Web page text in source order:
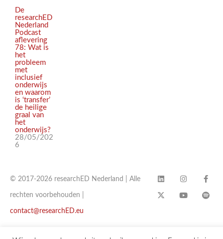
De
researchED
Nederland
Podcast
aflevering
78: Wat is
het
probleem
met
inclusief
onderwijs
en waarom
is ‘transfer’
de heilige
graal van
het
onderwijs?
28/05/202
6
© 2017-2026 researchED Nederland | Alle
rechten voorbehouden |
contact@researchED.eu